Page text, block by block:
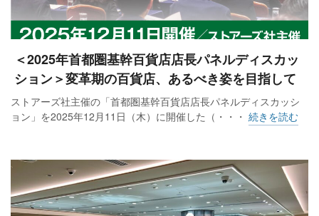
＜2025年首都圏基幹百貨店店長パネルディスカッ
ション＞変革期の百貨店、あるべき姿を目指して
ストアーズ社主催の「首都圏基幹百貨店店長パネルディスカッシ
ョン」を2025年12月11日（木）に開催した（・・・ 続きを読む